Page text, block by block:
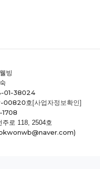
빙
01-38024
-00820호 [사업자정보확인]
로 118, 2504호